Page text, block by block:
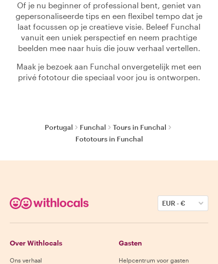
Of je nu beginner of professional bent, geniet van
gepersonaliseerde tips en een flexibel tempo dat je
laat focussen op je creatieve visie. Beleef Funchal
vanuit een uniek perspectief en neem prachtige
beelden mee naar huis die jouw verhaal vertellen.
Maak je bezoek aan Funchal onvergetelijk met een
privé fototour die speciaal voor jou is ontworpen.
Portugal Funchal
Tours in Funchal
Fototours in Funchal
EUR-€
Over Withlocals
Ons verhaal
Gasten
Helpcentrum voor gasten